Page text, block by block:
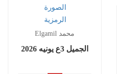
Elgamil محمد
الجميل 3ع يونيه 2026